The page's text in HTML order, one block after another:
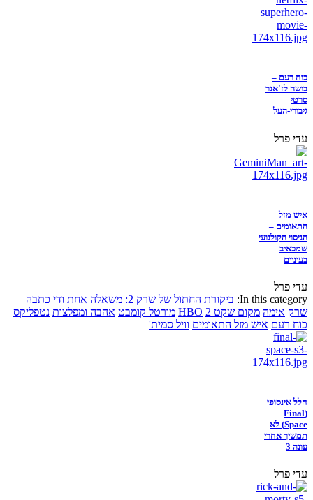
כוח רעם –
בושה לז'אנר
סרטי
גיבורי-העל
עדי פרל
איש מזל
התאומים –
הניסוי הקולנועי
שמכאיב
בעיניים
עדי פרל
In this category: ביקורת החתול של שרק 2: משאלה אחת ודי
כתבה
שרק אימה מקום שקט 2 HBO מורטל קומבט אהבה ומפלצות נטפליקס
כוח רעם איש מזל התאומים וויל סמית'
חלל אינסופי
(Final
Space) לא
תמשיך אחרי
עונה 3
עדי פרל